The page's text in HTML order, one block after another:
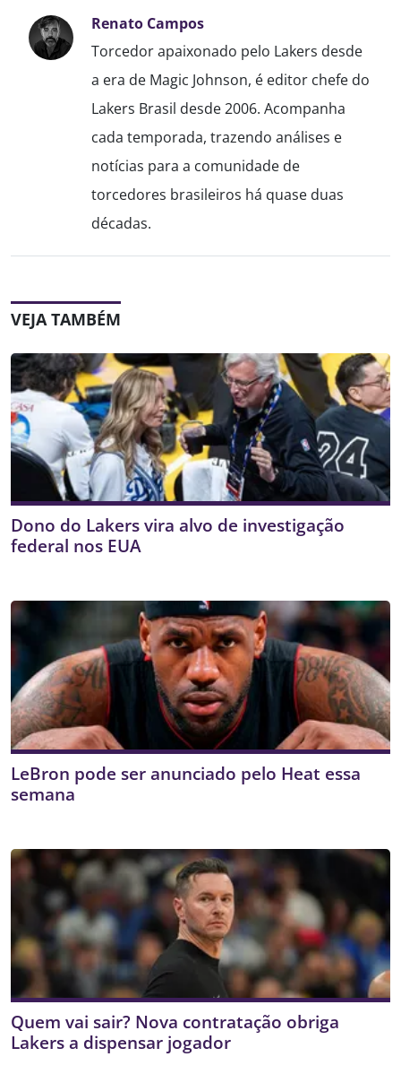
Renato Campos
Torcedor apaixonado pelo Lakers desde
a era de Magic Johnson, é editor chefe do
Lakers Brasil desde 2006. Acompanha
cada temporada, trazendo análises e
notícias para a comunidade de
torcedores brasileiros há quase duas
décadas.
VEJA TAMBÉM
Dono do Lakers vira alvo de investigação
federal nos EUA
LeBron pode ser anunciado pelo Heat essa
semana
Quem vai sair? Nova contratação obriga
Lakers a dispensar jogador